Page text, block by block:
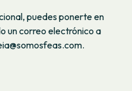
puedes ponerte en
un correo electrónico a